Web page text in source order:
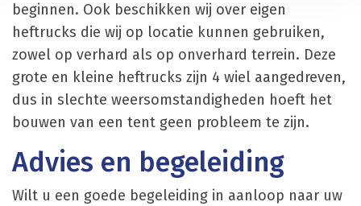
beginnen. Ook beschikken wij over eigen
heftrucks die wij op locatie kunnen gebruiken,
zowel op verhard als op onverhard terrein. Deze
grote en kleine heftrucks zijn 4 wiel aangedreven,
dus in slechte weersomstandigheden hoeft het
bouwen van een tent geen probleem te zijn.
Advies en begeleiding
Wilt u een goede begeleiding in aanloop naar uw